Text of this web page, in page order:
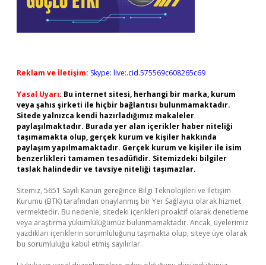
Reklam ve İletişim: Skype: live:.cid.575569c608265c69
Yasal Uyarı: Bu internet sitesi, herhangi bir marka, kurum
veya şahıs şirketi ile hiçbir bağlantısı bulunmamaktadır.
Sitede yalnızca kendi hazırladığımız makaleler
paylaşılmaktadır. Burada yer alan içerikler haber niteliği
taşımamakta olup, gerçek kurum ve kişiler hakkında
paylaşım yapılmamaktadır. Gerçek kurum ve kişiler ile isim
benzerlikleri tamamen tesadüfidir. Sitemizdeki bilgiler
taslak halindedir ve tavsiye niteliği taşımazlar.
Sitemiz, 5651 Sayılı Kanun gereğince Bilgi Teknolojileri ve İletişim
Kurumu (BTK) tarafından onaylanmış bir Yer Sağlayıcı olarak hizmet
vermektedir. Bu nedenle, sitedeki içerikleri proaktif olarak denetleme
veya araştırma yükümlülüğümüz bulunmamaktadır. Ancak, üyelerimiz
yazdıkları içeriklerin sorumluluğunu taşımakta olup, siteye üye olarak
bu sorumluluğu kabul etmiş sayılırlar.